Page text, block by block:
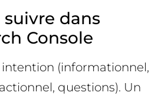
suivre dans
Console
(informationnel,
questions). Un